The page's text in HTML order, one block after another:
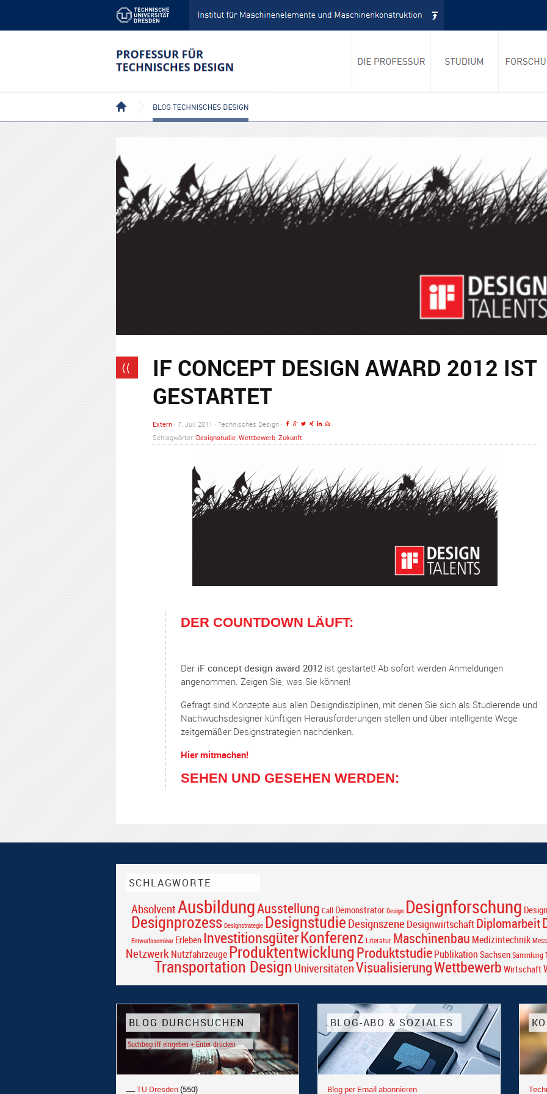
⟨⟨
IF CONCEPT DESIGN AWARD 2012 IST
GESTARTET
Extern· 7. Juli 2011 · Technisches Design ·
Schlagwörter: Designstudie, Wettbewerb, Zukunft
DER COUNTDOWN LÄUFT:
Der iF concept design award 2012ist gestartet! Ab sofort werden Anmeldungen
angenommen. Zeigen Sie, was Sie können!
Gefragt sind Konzepte aus allen Designdisziplinen, mit denen Sie sich als Studierende und
Nachwuchsdesigner künftigen Herausforderungen stellen und über intelligente Wege
zeitgemäßer Designstrategien nachdenken.
Hier mitmachen!
SEHEN UND GESEHEN WERDEN:
SCHLAGWORTE
AbsolventAusbildungAusstellung Call Demonstrator Design Designforschung
Designprozess Designstrategie DesignstudieDesignszene DesignwirtschaftDiplomarbeit
Entwurfsseminar Erleben InvestitionsgüterKonferenz Literatur Maschinenbau Medizintechnik
Netzwerk Nutzfahrzeuge ProduktentwicklungProduktstudie Publikation Sachsen Sammlung
Transportation Design UniversitätenVisualisierungWettbewerb Wirtschaft
BLOG DURCHSUCHEN
TU Dresden(550)
BLOG-ABO & SOZIALES
Blog per Email abonnieren